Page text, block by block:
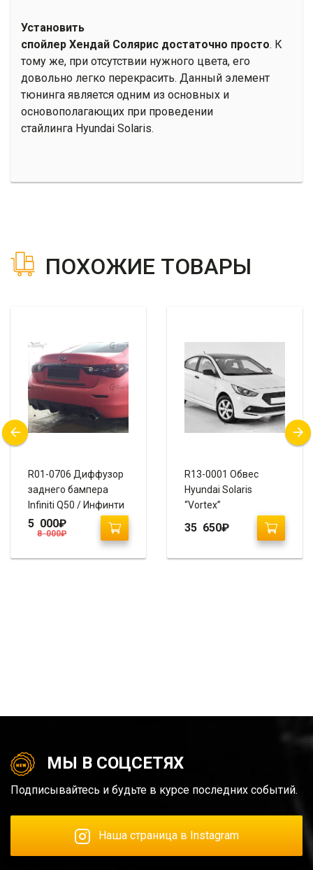
Установить
спойлер Хендай Солярис достаточно просто. К
тому же, при отсутствии нужного цвета, его
довольно легко перекрасить. Данный элемент
тюнинга является одним из основных и
основополагающих при проведении
стайлинга Hyundai Solaris.
ПОХОЖИЕ ТОВАРЫ
R01-0706 Диффузор
заднего бампера
Infiniti Q50 / Инфинти
Q50
8 000₽
5 000₽
R13-0001 Обвес
Hyundai Solaris
“Vortex”
35 650₽
МЫ В СОЦСЕТЯХ
Подписывайтесь и будьте в курсе последних событий.
Наша страница в Instagram